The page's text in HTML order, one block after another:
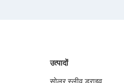
उत्पादों
सोलर स्लीव ड्राइव